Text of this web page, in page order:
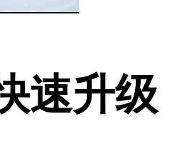
速升级